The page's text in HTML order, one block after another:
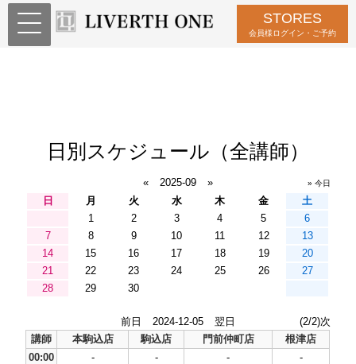
STORES
会員様ログイン・ご予約
日別スケジュール（全講師）
« 2025-09 » » 今日
日 月 火 水 木 金
土
1
2 3 4 5
6
7
8 9 10 11 12
13
14
15 16 17 18 19
20
21
22 23 24 25 26
27
28
29 30
前日 2024-12-05 翌日
(2/2)次
講師
本駒込店 駒込店 門前仲町店
根津店
00:00
- - -
-